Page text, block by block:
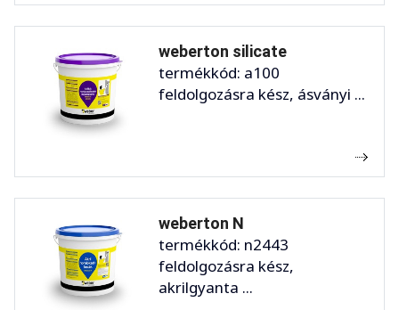
weberton silicate
termékkód: a100
feldolgozásra kész, ásványi ...
weberton N
termékkód: n2443
feldolgozásra kész,
akrilgyanta ...